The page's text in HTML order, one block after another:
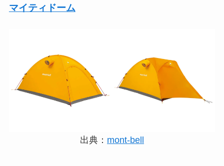
マイティドーム
出典： mont-bell